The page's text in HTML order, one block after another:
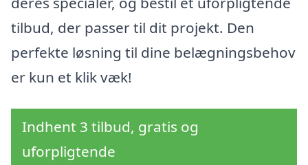
tilbud, der passer til dit projekt. Den
perfekte løsning til dine belægningsbehov
er kun et klik væk!
Indhent 3 tilbud, gratis og
uforpligtende